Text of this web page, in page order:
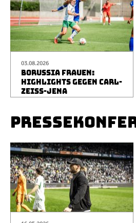
03.08.2026
BORUSSIA FRAUEN:
HIGHLIGHTS GEGEN CARL-
ZEISS-JENA